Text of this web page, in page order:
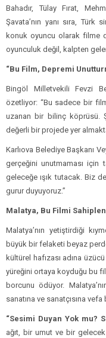
Bahadır, Tülay Fırat,
Şavata’nın yanı sıra, Türk
konuk oyuncu olarak filme
oyunculuk değil, kalpten
“Bu Film, Depremi
Bingöl Milletvekili Fevzi
özetliyor: “Bu sadece bir
uzanan bir bilinç köprüsü.
değerli bir projede yer
Karlıova Belediye Başkanı
gerçeğini unutmaması için
geleceğe ışık tutacak. Biz
gurur duyuyoruz.”
Malatya, Bu Filmi
Malatya’nın yetiştirdiği
büyük bir felaketi beyaz
kültürel hafızası adına
yüreğini ortaya koyduğu bu
borcunu ödüyor.
sanatına ve sanatçısına
“Sesimi Duyan Yok mu?
ağıt, bir umut ve bir